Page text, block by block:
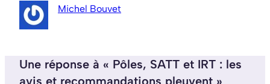
Michel Bouvet
Une réponse à « Pôles, SATT et IRT : les
avis et recommandations pleuvent »